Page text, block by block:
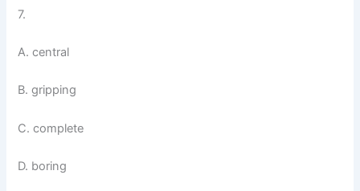
7.
A. central
B. gripping
C. complete
D. boring